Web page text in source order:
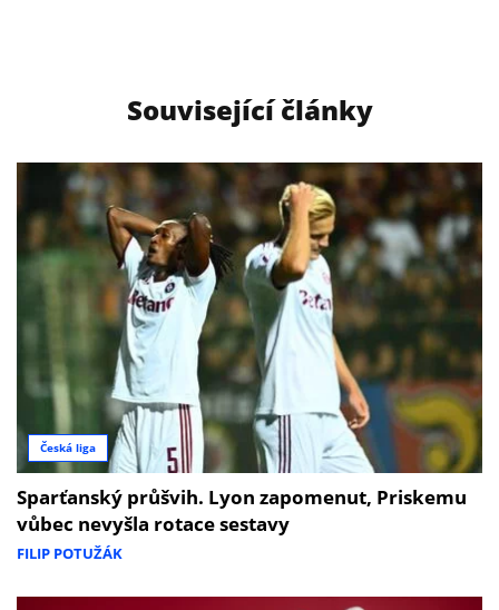
Související články
Česká liga
Sparťanský průšvih. Lyon zapomenut, Priskemu
vůbec nevyšla rotace sestavy
FILIP POTUŽÁK